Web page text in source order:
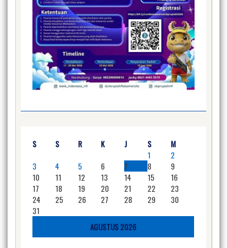
AGUSTUS 2026
S S R K J S
M
1
2
3
4 5 6 7 8
9
10
11 12 13 14 15
16
17
18 19 20 21 22
23
24
25 26 27 28 29
30
31